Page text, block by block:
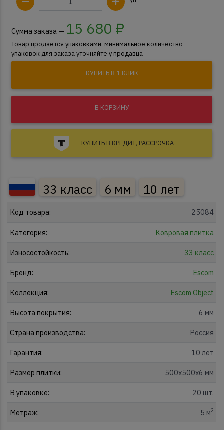
Сумма заказа — 15 680 ₽
Товар продается упаковками, минимальное количество
упаковок для заказа уточняйте у продавца
КУПИТЬ В 1 КЛИК
В КОРЗИНУ
КУПИТЬ В КРЕДИТ, РАССРОЧКА
33 класс 6 мм 10 лет
Код товара: 25084
Категория: Ковровая плитка
Износостойкость: 33 класс
Бренд: Escom
Коллекция: Escom Object
Высота покрытия: 6 мм
Страна производства: Россия
Гарантия: 10 лет
Размер плитки: 500x500x6 мм
В упаковке: 20 шт.
Метраж: 5 м2